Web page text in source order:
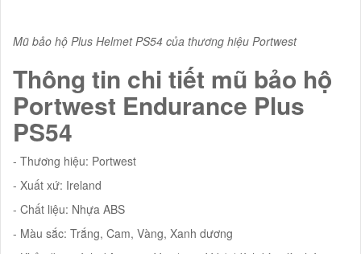
Mũ bảo hộ Plus Helmet PS54 của thương hiệu Portwest
Thông tin chi tiết mũ bảo hộ
Portwest Endurance Plus
PS54
- Thương hiệu: Portwest
- Xuất xứ: Ireland
- Chất liệu: Nhựa ABS
- Màu sắc: Trắng, Cam, Vàng, Xanh dương